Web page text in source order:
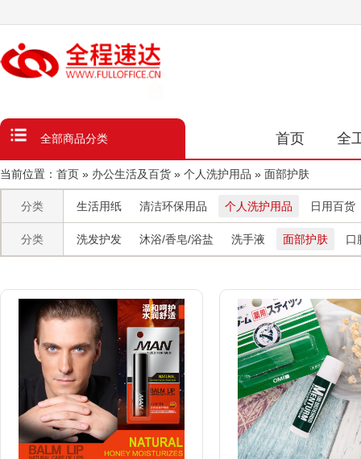
全部商品分类 首页 全
当前位置： 首页 » 办公生活及百货 » 个人洗护用品 » 面部护肤
分类 生活用纸 清洁环保用品 个人洗护用品 日用百货
分类 洗发护发 沐浴/香皂/浴盐 洗手液 面部护肤 口